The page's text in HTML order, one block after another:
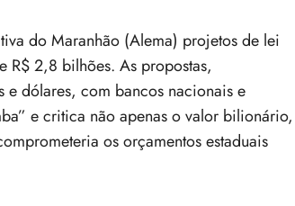
do Maranhão (Alema) projetos de lei
R$ 2,8 bilhões. As propostas,
e dólares, com bancos nacionais e
e critica não apenas o valor bilionário,
os orçamentos estaduais